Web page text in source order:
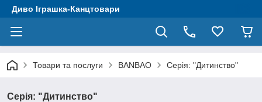
Диво Іграшка-Канцтовари
Товари та послуги BANBAO Серія: "Дитинство"
Серія: "Дитинство"